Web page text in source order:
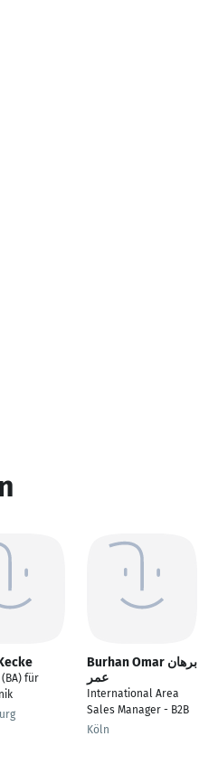
für
Burhan Omar برهان
عمر
International Area
Sales Manager - B2B
Köln